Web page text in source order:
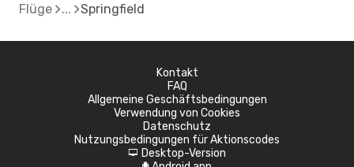
Flüge Springfield
Kontakt
FAQ
Allgemeine Geschäftsbedingungen
Verwendung von Cookies
Datenschutz
Nutzungsbedingungen für Aktionscodes
d Desktop-Version